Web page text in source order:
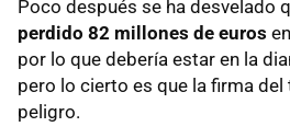
Poco después se ha desvelado
perdido 82 millones de euros
por lo que debería estar en la
pero lo cierto es que la firma
peligro.